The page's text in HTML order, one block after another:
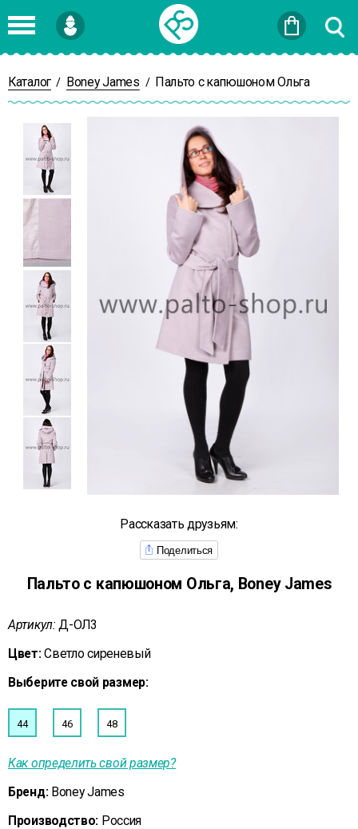
Войти
Каталог / Boney James / Пальто с капюшоном Ольга
Рассказать друзьям:
Поделиться
Пальто с капюшоном Ольга, Boney James
Артикул: Д-ОЛ3
Цвет: Светло сиреневый
Выберите свой размер:
44 46 48
Как определить свой размер?
Бренд: Boney James
Производство: Россия